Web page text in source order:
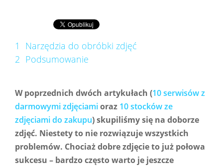
1
Narzędzia do obróbki zdjęć
2 Podsumowanie
W poprzednich dwóch artykułach (10 serwisów z
darmowymi zdjęciamioraz 10 stocków ze
zdjęciami do zakupu) skupiliśmy się na doborze
zdjęć. Niestety to nie rozwiązuje wszystkich
problemów. Chociaż dobre zdjęcie to już połowa
sukcesu – bardzo często warto je jeszcze